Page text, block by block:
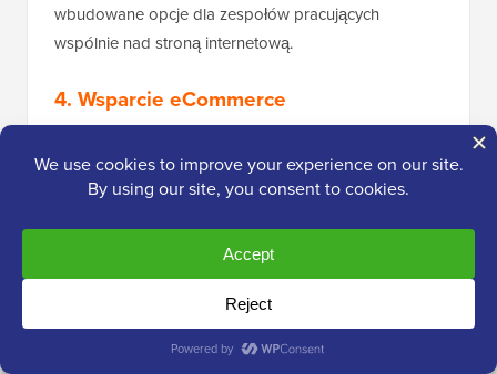
wbudowane opcje dla zespołów pracujących
wspólnie nad stroną internetową.
4. Wsparcie eCommerce
wybór odpowiedniej platformy e-commerce ma
ogromne znaczenie. Pomogliśmy wielu
użytkownikom w założeniu ich pierwszych sklepów i
widzieliśmy, jak elastyczność i koszty mogą zrobić
Zobaczmy, jak WordPress i Webflow wypadają w